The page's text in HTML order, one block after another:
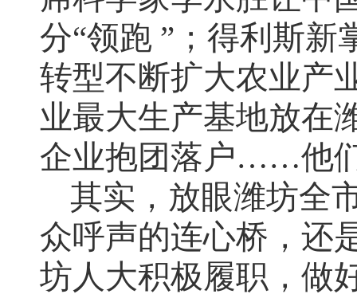
分“领跑 ”；得利斯
转型不断扩大农业产
业最大生产基地放在
企业抱团落户……他
其实，放眼潍坊全
众呼声的连心桥，还
坊人大积极履职，做